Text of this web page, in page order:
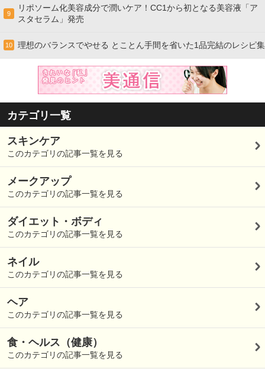
9
リポソーム化美容成分で潤いケア！CC1から初となる美容液「ア
スタセラム」発売
10 理想のバランスでやせる とことん手間を省いた1品完結のレシピ集
カテゴリ一覧
スキンケア
このカテゴリの記事一覧を見る
メークアップ
このカテゴリの記事一覧を見る
ダイエット・ボディ
このカテゴリの記事一覧を見る
ネイル
このカテゴリの記事一覧を見る
ヘア
このカテゴリの記事一覧を見る
食・ヘルス（健康）
このカテゴリの記事一覧を見る